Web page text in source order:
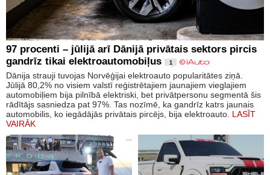
97 procenti – jūlijā arī Dānijā privātais sektors pircis
gandrīz tikai elektroautomobiļus
1
Dānija strauji tuvojas Norvēģijai elektroauto popularitātes ziņā.
Jūlijā 80,2% no visiem valstī reģistrētajiem jaunajiem vieglajiem
automobiļiem bija pilnībā elektriski, bet privātpersonu segmentā šis
rādītājs sasniedza pat 97%. Tas nozīmē, ka gandrīz katrs jaunais
automobilis, ko iegādājās privātais pircējs, bija elektroauto. LASĪT
VAIRĀK